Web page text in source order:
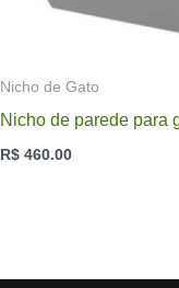
Nicho de Gato
Nicho de parede para
R$ 460.00